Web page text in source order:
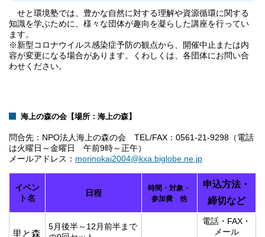
せと環境塾では、豊かな自然に対する理解や資源循環に関する
知識を学ぶために、様々な団体が趣向を凝らした講座を行ってい
ます。
※新型コロナウイルス感染症予防の観点から、開催中止または内
容が変更になる場合があります。くわしくは、各団体にお問い合
わせください。
海上の森の会【場所：海上の森】
問合先：NPO法人海上の森の会 TEL/FAX ： 0561-21-9298（電話
は火曜日～金曜日 午前9時～正午）
メールアドレス： morinokai2004@kxa.biglobe.ne.jp
イベン
ト名
日程
時間・対象・
参加費 他
申込方法・
締切など
里と森
5月後半～12月前半まで
電話・FAX・
メール